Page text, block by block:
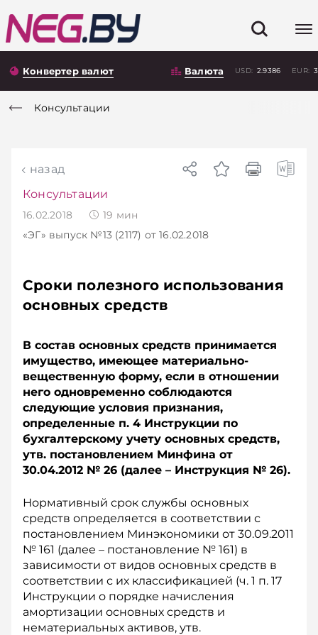
Конвертер валют Валюта USD: 2.9386 EUR:
Консультации
назад
Консультации
16.02.2018 19 мин
«ЭГ» выпуск №13 (2117) от 16.02.2018
Сроки полезного использования
основных средств
В состав основных средств принимается
имущество, имеющее материально-
вещественную форму, если в отношении
него одновременно соблюдаются
следующие условия признания,
определенные п. 4 Инструкции по
бухгалтерскому учету основных средств,
утв. постановлением Минфина от
30.04.2012 № 26 (далее – Инструкция № 26).
Нормативный срок службы основных
средств определяется в соответствии с
постановлением Минэкономики от 30.09.2011
№ 161 (далее – постановление № 161) в
зависимости от видов основных средств в
соответствии с их классификацией (ч. 1 п. 17
Инструкции о порядке начисления
амортизации основных средств и
нематериальных активов, утв.